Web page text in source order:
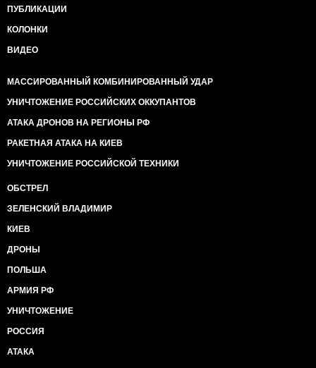
ПУБЛИКАЦИИ
КОЛОНКИ
ВИДЕО
МАССИРОВАННЫЙ КОМБИНИРОВАННЫЙ УДАР
УНИЧТОЖЕНИЕ РОССИЙСКИХ ОККУПАНТОВ
АТАКА ДРОНОВ НА РЕГИОНЫ РФ
РАКЕТНАЯ АТАКА НА КИЕВ
УНИЧТОЖЕНИЕ РОССИЙСКОЙ ТЕХНИКИ
ОБСТРЕЛ
ЗЕЛЕНСКИЙ ВЛАДИМИР
КИЕВ
ДРОНЫ
ПОЛЬША
АРМИЯ РФ
УНИЧТОЖЕНИЕ
РОССИЯ
АТАКА